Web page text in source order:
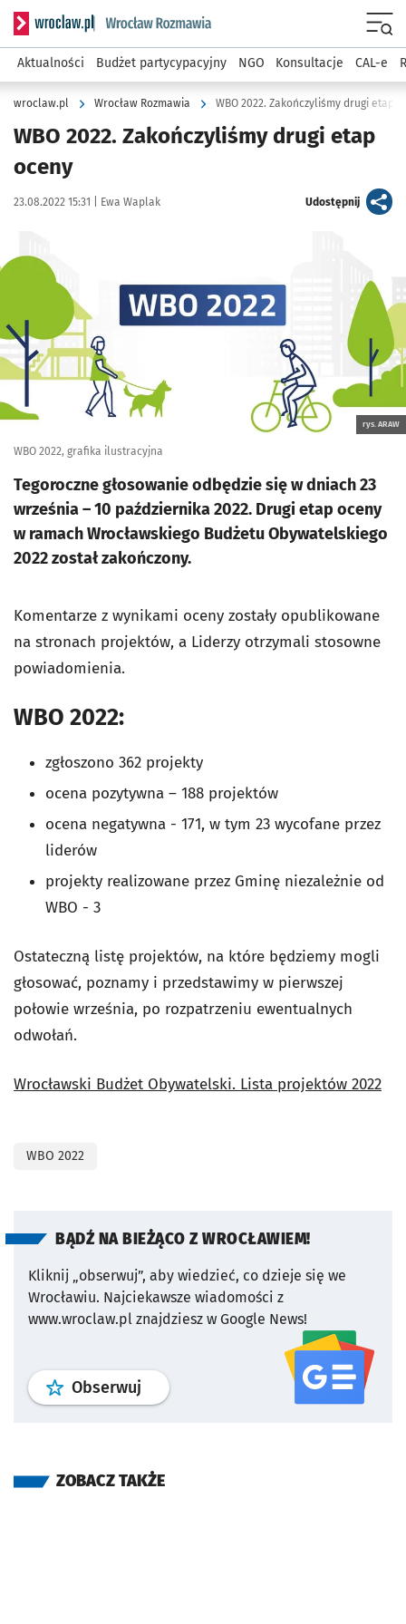
Serwis informacyjny wroclaw.pl podserwis: Rozmawia
Aktualności Budżet partycypacyjny NGO Konsultacje CAL-e
wroclaw.pl Wrocław Rozmawia WBO 2022. Zakończyliśmy drugi etap
WBO 2022. Zakończyliśmy drugi etap
oceny
Data publikacji:
23.08.2022 15:31 | Autor:
Ewa Waplak Udostępnijartykuł
rys. ARAW
WBO 2022, grafika ilustracyjna
Tegoroczne głosowanie odbędzie się w dniach 23
września – 10 października 2022. Drugi etap oceny
w ramach Wrocławskiego Budżetu Obywatelskiego
2022 został zakończony.
Komentarze z wynikami oceny zostały opublikowane
na stronach projektów, a Liderzy otrzymali stosowne
powiadomienia.
WBO 2022:
zgłoszono 362 projekty
ocena pozytywna – 188 projektów
ocena negatywna - 171, w tym 23 wycofane przez
liderów
projekty realizowane przez Gminę niezależnie od
WBO - 3
Ostateczną listę projektów, na które będziemy mogli
głosować, poznamy i przedstawimy w pierwszej
połowie września, po rozpatrzeniu ewentualnych
odwołań.
Wrocławski Budżet Obywatelski. Lista projektów 2022
WBO 2022
BĄDŹ NA BIEŻĄCO Z WROCŁAWIEM!
Kliknij „obserwuj”, aby wiedzieć, co dzieje się we
Wrocławiu. Najciekawsze wiadomości z
www.wroclaw.pl znajdziesz w Google News!
Obserwuj profil serwisu
ZOBACZ TAKŻE